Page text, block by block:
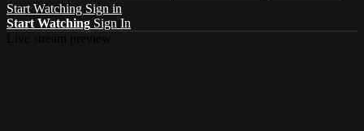
Start Watching Sign in
Start Watching Sign In